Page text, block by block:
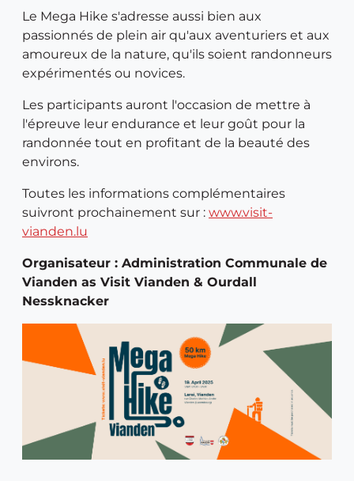
Le Mega Hike s'adresse aussi bien aux
passionnés de plein air qu'aux aventuriers et aux
amoureux de la nature, qu'ils soient randonneurs
expérimentés ou novices.
Les participants auront l'occasion de mettre à
l'épreuve leur endurance et leur goût pour la
randonnée tout en profitant de la beauté des
environs.
Toutes les informations complémentaires
suivront prochainement sur : www.visit-
vianden.lu
Organisateur : Administration Communale de
Vianden as Visit Vianden & Ourdall
Nessknacker